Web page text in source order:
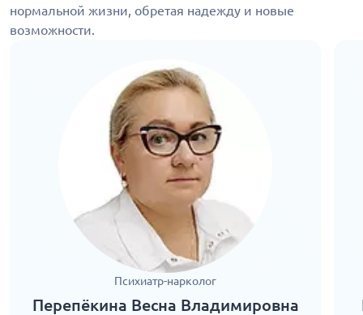
нормальной жизни, обретая надежду и новые
возможности.
Психиатр-нарколог
Перепёкина Весна Владимировна